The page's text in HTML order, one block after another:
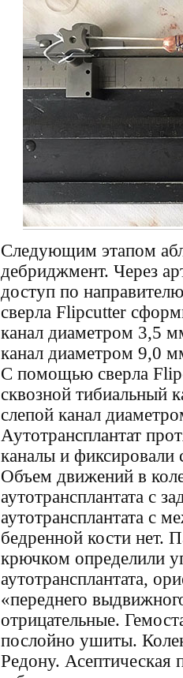
Следующим этапом
дебриджмент. Через
доступ по
сверла Flipcutter
канал диаметром 3,5
канал диаметром 9,0
С помощью сверла
сквозной тибиальный
слепой канал
Аутотрансплантат
каналы ификсировали
Объем движений в
аутотрансплантата с
аутотрансплантата с
бедренной кости нет.
крючком определили
аутотрансплантата,
«переднего
отрицательные.
послойно ушиты.
Редону. Асептическая